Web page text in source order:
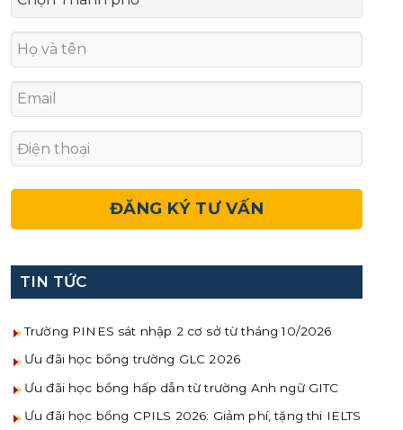
TIN TỨC
Trường PINES sát nhập 2 cơ sở từ tháng 10/2026
Ưu đãi học bổng trường GLC 2026
Ưu đãi học bổng hấp dẫn từ trường Anh ngữ GITC
Ưu đãi học bổng CPILS 2026: Giảm phí, tặng thi IELTS